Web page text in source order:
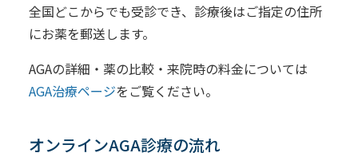
全国どこからでも受診でき、診療後はご指定の住所
にお薬を郵送します。
AGAの詳細・薬の比較・来院時の料金については
AGA治療ページをご覧ください。
オンラインAGA診療の流れ